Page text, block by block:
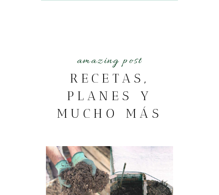
amazing post
RECETAS,
PLANES Y
MUCHO MÁS